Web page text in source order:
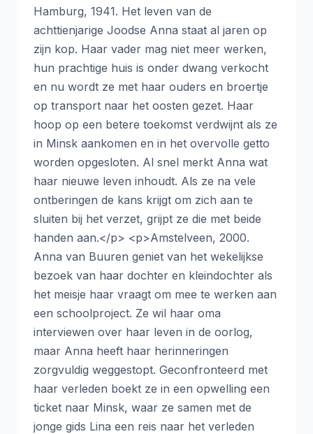
Hamburg, 1941. Het leven van de
achttienjarige Joodse Anna staat al jaren op
zijn kop. Haar vader mag niet meer werken,
hun prachtige huis is onder dwang verkocht
en nu wordt ze met haar ouders en broertje
op transport naar het oosten gezet. Haar
hoop op een betere toekomst verdwijnt als ze
in Minsk aankomen en in het overvolle getto
worden opgesloten. Al snel merkt Anna wat
haar nieuwe leven inhoudt. Als ze na vele
ontberingen de kans krijgt om zich aan te
sluiten bij het verzet, grijpt ze die met beide
handen aan.</p> <p>Amstelveen, 2000.
Anna van Buuren geniet van het wekelijkse
bezoek van haar dochter en kleindochter als
het meisje haar vraagt om mee te werken aan
een schoolproject. Ze wil haar oma
interviewen over haar leven in de oorlog,
maar Anna heeft haar herinneringen
zorgvuldig weggestopt. Geconfronteerd met
haar verleden boekt ze in een opwelling een
ticket naar Minsk, waar ze samen met de
jonge gids Lina een reis naar het verleden